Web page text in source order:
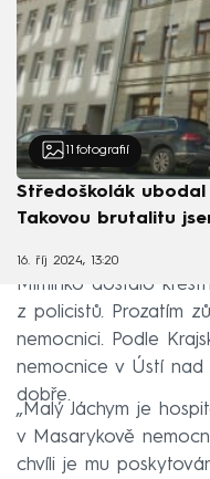
fotografií
Středoškolák
Takovou brutalitu
16. říj 2024, 13:20
Miminko dostalo
z policistů. Prozatím
nemocnici. Podle
nemocnice v Ústí
dobře.
„Malý Jáchym je
v Masarykově
chvíli je mu